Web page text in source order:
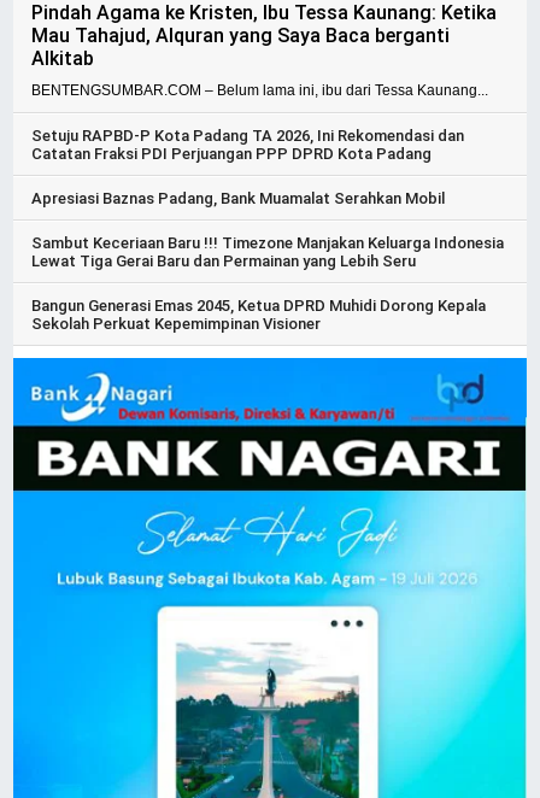
Pindah Agama ke Kristen, Ibu Tessa Kaunang: Ketika
Mau Tahajud, Alquran yang Saya Baca berganti
Alkitab
BENTENGSUMBAR.COM – Belum lama ini, ibu dari Tessa Kaunang...
Setuju RAPBD-P Kota Padang TA 2026, Ini Rekomendasi dan
Catatan Fraksi PDI Perjuangan PPP DPRD Kota Padang
Apresiasi Baznas Padang, Bank Muamalat Serahkan Mobil
Sambut Keceriaan Baru !!! Timezone Manjakan Keluarga Indonesia
Lewat Tiga Gerai Baru dan Permainan yang Lebih Seru
Bangun Generasi Emas 2045, Ketua DPRD Muhidi Dorong Kepala
Sekolah Perkuat Kepemimpinan Visioner